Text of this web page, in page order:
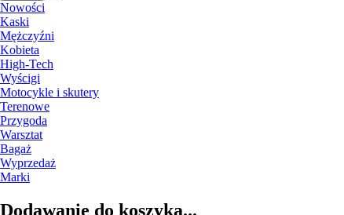
Nowości
Kaski
Mężczyźni
Kobieta
High-Tech
Wyścigi
Motocykle i skutery
Terenowe
Przygoda
Warsztat
Bagaż
Wyprzedaż
Marki
Dodawanie do koszyka...